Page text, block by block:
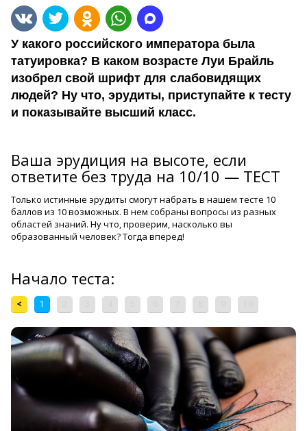
У какого российского императора была
татуировка? В каком возрасте Луи Брайль
изобрел свой шрифт для слабовидящих
людей? Ну что, эрудиты, приступайте к тесту
и показывайте высший класс.